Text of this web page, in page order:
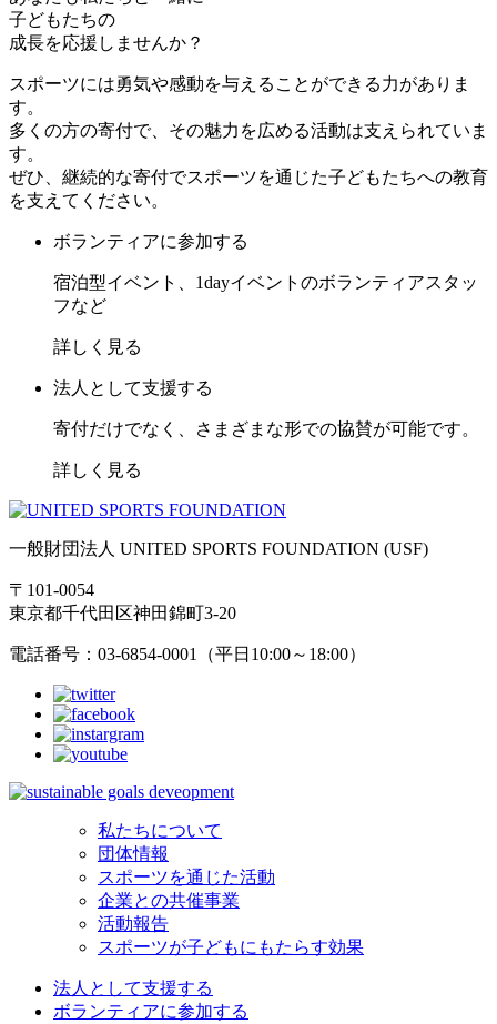
子どもたちの
成長を応援しませんか？
スポーツには勇気や感動を与えることができる力がありま
す。
多くの方の寄付で、その魅力を広める活動は支えられていま
す。
ぜひ、継続的な寄付でスポーツを通じた子どもたちへの教育
を支えてください。
ボランティアに参加する
宿泊型イベント、1dayイベントのボランティアスタッ
フなど
詳しく見る
法人として支援する
寄付だけでなく、さまざまな形での協賛が可能です。
詳しく見る
一般財団法人 UNITED SPORTS FOUNDATION (USF)
〒101-0054
東京都千代田区神田錦町3-20
電話番号：03-6854-0001（平日10:00～18:00）
私たちについて
団体情報
スポーツを通じた活動
企業との共催事業
活動報告
スポーツが子どもにもたらす効果
法人として支援する
ボランティアに参加する